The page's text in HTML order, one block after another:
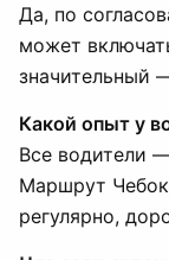
Да, по
может
значительный
Какой опыт у
Все водители
Маршрут
регулярно,